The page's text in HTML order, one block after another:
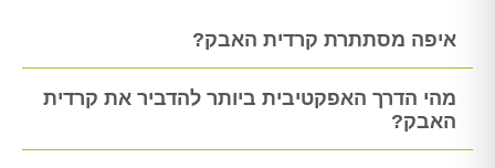
איפה מסתתרת קרדית האבק?
מהי הדרך האפקטיבית ביותר להדביר את קרדית
האבק?